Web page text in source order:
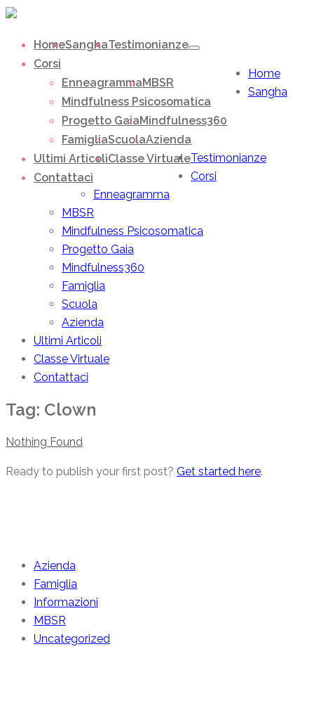
HomeSanghaTestimonianze
Corsi
EnneagrammaMBSR
Mindfulness Psicosomatica
Progetto GaiaMindfulness360
FamigliaScuolaAzienda
Ultimi ArticoliClasse Virtuale
Contattaci
Home
Sangha
Testimonianze
Corsi
Enneagramma
MBSR
Mindfulness Psicosomatica
Progetto Gaia
Mindfulness360
Famiglia
Scuola
Azienda
Ultimi Articoli
Classe Virtuale
Contattaci
Tag: Clown
Nothing Found
Ready to publish your first post? Get started here.
Azienda
Famiglia
Informazioni
MBSR
Uncategorized